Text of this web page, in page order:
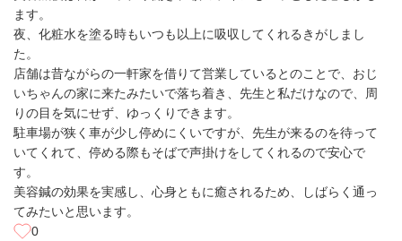
ます。
夜、化粧水を塗る時もいつも以上に吸収してくれるきがしまし
た。
店舗は昔ながらの一軒家を借りて営業しているとのことで、おじ
いちゃんの家に来たみたいで落ち着き、先生と私だけなので、周
りの目を気にせず、ゆっくりできます。
駐車場が狭く車が少し停めにくいですが、先生が来るのを待って
いてくれて、停める際もそばで声掛けをしてくれるので安心で
す。
美容鍼の効果を実感し、心身ともに癒されるため、しばらく通っ
てみたいと思います。
0